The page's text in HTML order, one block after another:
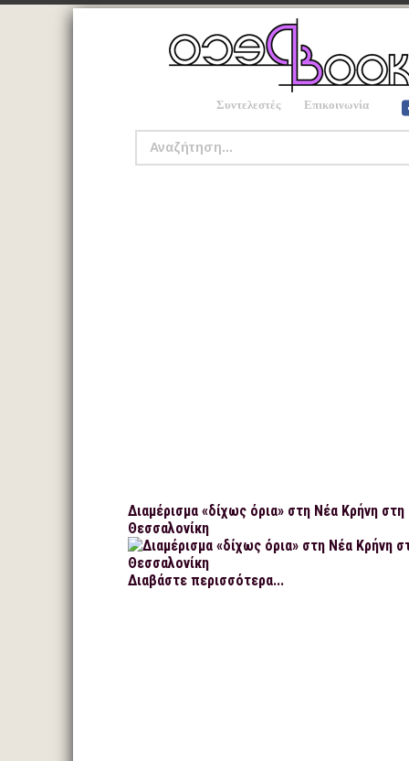
Συντελεστές Επικοινωνία
Διαμέρισμα «δίχως όρια» στη Νέα Κρήνη στη
Θεσσαλονίκη
Διαβάστε περισσότερα...